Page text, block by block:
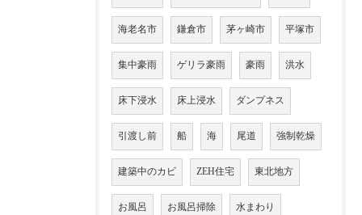
海老名市 鎌倉市 茅ヶ崎市 平塚市
集中豪雨 ゲリラ豪雨 豪雨 洪水
床下浸水 床上浸水 ダンプネス
引渡し前 船 海 尾道 強制乾燥
建築中のカビ ZEH住宅 東北地方
お風呂 お風呂掃除 水まわり